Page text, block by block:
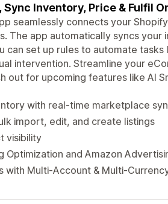
Inventory, Price & Fulfil
seamlessly connects your
The app automatically syncs your
can set up rules to automate tasks
intervention. Streamline your
out for upcoming features like AI
with real-time marketplace
import, edit, and create listings
visibility
Optimization and Amazon
with Multi-Account & Multi-